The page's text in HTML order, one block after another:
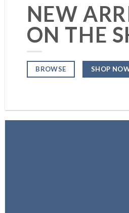
NEW
ON THE
BROWSE SHOP